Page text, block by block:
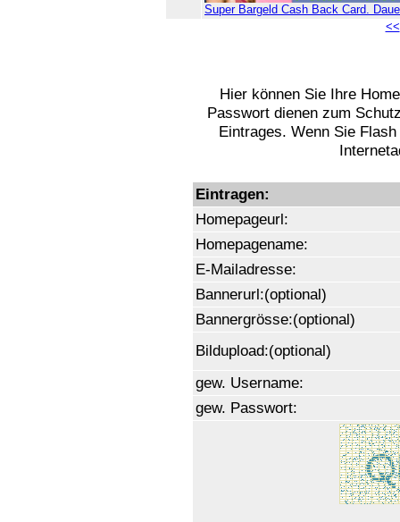
Super Bargeld Cash Back Card.
<<
Hier können Sie Ihre
Passwort dienen zum
Eintrages. Wenn Sie
Eintragen:
Homepageurl:
Homepagename:
E-Mailadresse:
Bannerurl:(optional)
Bannergrösse:(optional)
Bildupload:(optional)
gew. Username:
gew. Passwort: